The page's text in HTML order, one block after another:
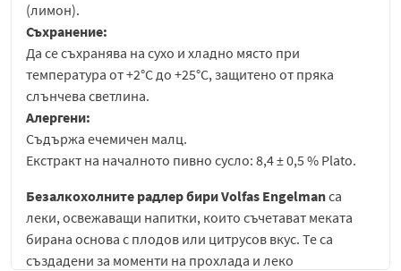
(лимон).
Съхранение:
Да се съхранява на сухо и хладно място при
температура от +2°C до +25°C, защитено от пряка
слънчева светлина.
Алергени:
Съдържа ечемичен малц.
Екстракт на началното пивно сусло: 8,4 ± 0,5 % Plato.
Безалкохолните радлер бири Volfas Engelmanса
леки, освежаващи напитки, които съчетават меката
бирана основа с плодов или цитрусов вкус. Те са
създадени за моменти на прохлада и леко